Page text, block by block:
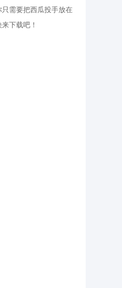
需要把西瓜投手放在
下载吧！